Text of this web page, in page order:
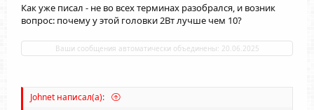
Как уже писал - не во всех терминах разобрался, и возник
вопрос: почему у этой головки 2Вт лучше чем 10?
Ваши сообщения автоматически объединены: 20.06.2025
Johnet написал(а):